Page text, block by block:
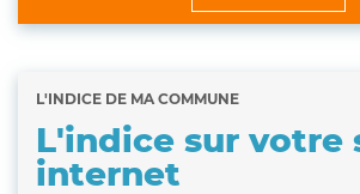
L'INDICE DE MA COMMUNE
L'indice sur votre
internet